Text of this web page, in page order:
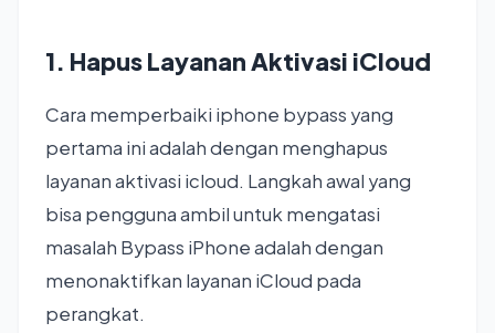
1. Hapus Layanan Aktivasi iCloud
Cara memperbaiki iphone bypass yang
pertama ini adalah dengan menghapus
layanan aktivasi icloud. Langkah awal yang
bisa pengguna ambil untuk mengatasi
masalah Bypass iPhone adalah dengan
menonaktifkan layanan iCloud pada
perangkat.